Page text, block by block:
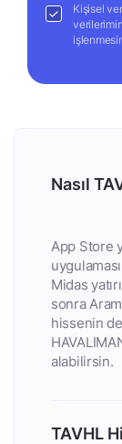
Kişisel
Nasıl
App Store
Midas
sonra
hissenin
alabilirsin.
TAVHL